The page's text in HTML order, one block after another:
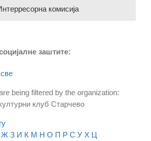
комисија
заштите:
being filtered by the organization:
клуб Старчево
Ж З И К М Н О П Р С У Х Ц